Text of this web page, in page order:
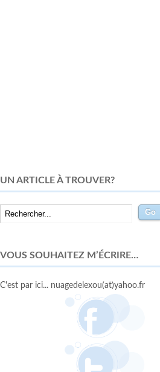
UN ARTICLE À TROUVER?
VOUS SOUHAITEZ M’ÉCRIRE…
C'est par ici... nuagedelexou(at)yahoo.fr